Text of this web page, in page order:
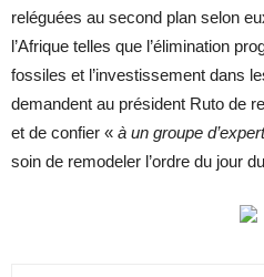
reléguées au second plan selon
l’Afrique telles que l’élimination
fossiles et l’investissement dans
demandent au président Ruto de
et de confier « à un groupe
soin de remodeler l’ordre du jour